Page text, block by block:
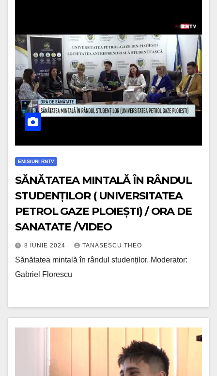
EMISIUNI RNTV
SĂNĂTATEA MINTALĂ ÎN RÂNDUL
STUDENȚILOR ( UNIVERSITATEA
PETROL GAZE PLOIEȘTI) / ORA DE
SANATATE /VIDEO
8 IUNIE 2024 TANASESCU THEO
Sănătatea mintală în rândul studenților. Moderator:
Gabriel Florescu